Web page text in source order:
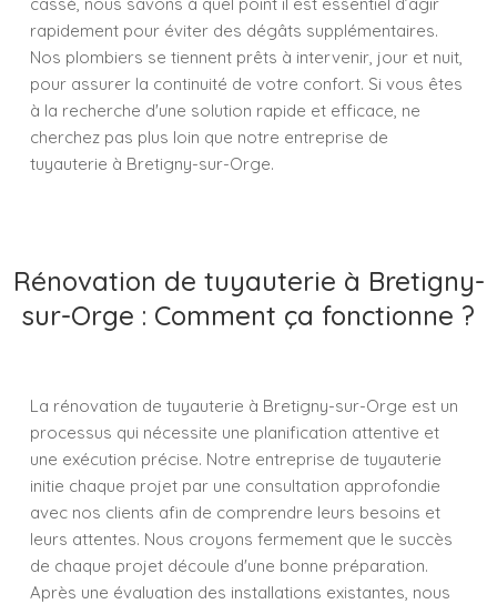
rapidement pour éviter des dégâts supplémentaires.
Nos plombiers se tiennent prêts à intervenir, jour et nuit,
pour assurer la continuité de votre confort. Si vous êtes
à la recherche d'une solution rapide et efficace, ne
cherchez pas plus loin que notre entreprise de
tuyauterie à Bretigny-sur-Orge.
Rénovation de tuyauterie à Bretigny-
sur-Orge : Comment ça fonctionne ?
La rénovation de tuyauterie à Bretigny-sur-Orge est un
processus qui nécessite une planification attentive et
une exécution précise. Notre entreprise de tuyauterie
initie chaque projet par une consultation approfondie
avec nos clients afin de comprendre leurs besoins et
leurs attentes. Nous croyons fermement que le succès
de chaque projet découle d'une bonne préparation.
Après une évaluation des installations existantes, nous